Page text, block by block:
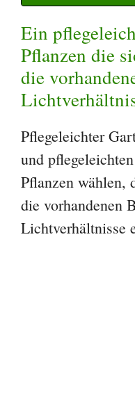
Ein
Pflanzen die
die
Pflegeleichter
und
Pflanzen wählen,
die vorhandenen
Lichtverhältnisse